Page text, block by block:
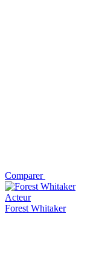
Comparer
Acteur
Forest Whitaker